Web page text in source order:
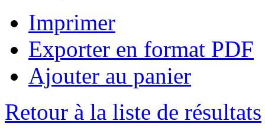
Imprimer
Exporter en format PDF
Ajouter au panier
Retour à la liste de résultats